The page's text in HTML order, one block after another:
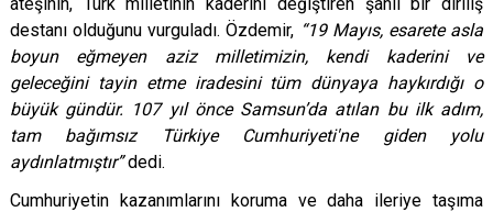
destanı olduğunu vurguladı. Özdemir, “19 Mayıs, esarete asla
boyun eğmeyen aziz milletimizin, kendi kaderini ve
geleceğini tayin etme iradesini tüm dünyaya haykırdığı o
büyük gündür. 107 yıl önce Samsun’da atılan bu ilk adım,
tam bağımsız Türkiye Cumhuriyeti'ne giden yolu
aydınlatmıştır”dedi.
Cumhuriyetin kazanımlarını koruma ve daha ileriye taşıma